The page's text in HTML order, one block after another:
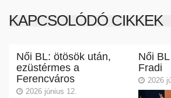
KAPCSOLÓDÓ CIKKEK
Női BL: ötösök után,
ezüstérmes a
Ferencváros
2026 június 12.
Női
Fradi
2026